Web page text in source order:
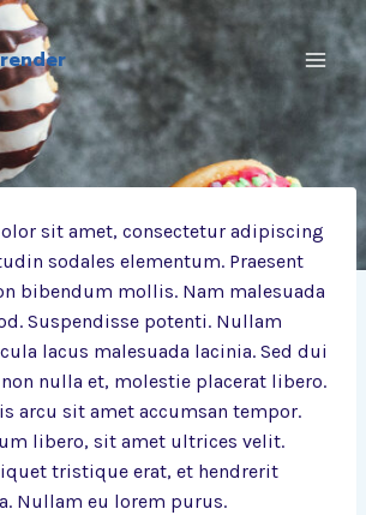
sit amet, consectetur adipiscing
sodales elementum. Praesent
bibendum mollis. Nam malesuada
Suspendisse potenti. Nullam
lacus malesuada lacinia. Sed dui
nulla et, molestie placerat libero.
arcu sit amet accumsan tempor.
libero, sit amet ultrices velit.
tristique erat, et hendrerit
Nullam eu lorem purus.